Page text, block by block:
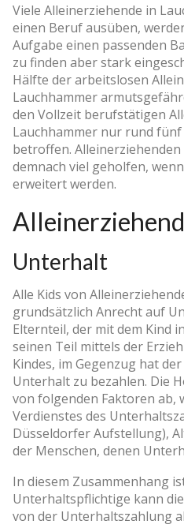
Viele Alleinerziehende in
einen Beruf ausüben,
Aufgabe einen passenden
zu finden aber stark
Hälfte der arbeitslosen
Lauchhammer
den Vollzeit berufstätigen
Lauchhammer nur rund
betroffen.
demnach viel geholfen,
erweitert werden.
Unterhalt
Alle Kids von
grundsätzlich Anrecht auf
Elternteil, der mit dem Kind
seinen Teil mittels der
Kindes, im Gegenzug hat
Unterhalt zu bezahlen. Die
von folgenden Faktoren ab,
Verdienstes des
Düsseldorfer Aufstellung),
der Menschen, denen
In diesem Zusammenhang
Unterhaltspflichtige kann
von der Unterhaltszahlung